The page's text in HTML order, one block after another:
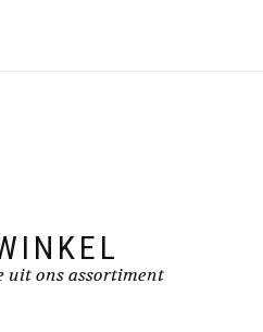
uit ons assortiment